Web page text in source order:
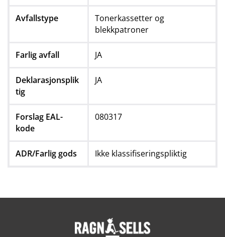
Avfallstype
Tonerkassetter og
blekkpatroner
Farlig avfall JA
Deklarasjonsplik
tig
JA
Forslag EAL-
kode
080317
ADR/Farlig gods Ikke klassifiseringspliktig